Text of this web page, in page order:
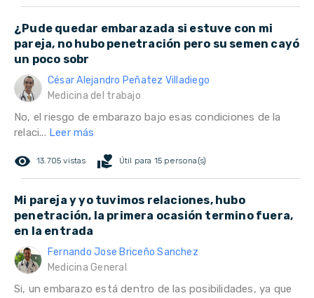
¿Pude quedar embarazada si estuve con mi
pareja, no hubo penetración pero su semen cayó
un poco sobr
César Alejandro Peñatez Villadiego
Medicina del trabajo
No, el riesgo de embarazo bajo esas condiciones de la
relaci... Leer más
remove_red_eye 13.705 vistas volunteer_activism Útil para 15 persona(s)
Mi pareja y yo tuvimos relaciones, hubo
penetración, la primera ocasión termino fuera,
en la entrada
Fernando Jose Briceño Sanchez
Medicina General
Si, un embarazo está dentro de las posibilidades, ya que